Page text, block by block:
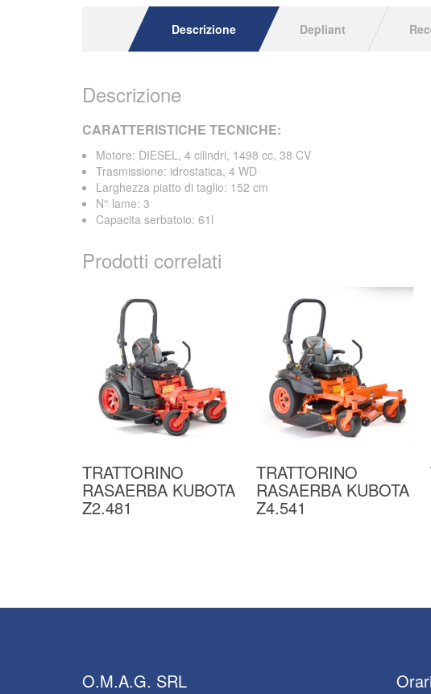
Descrizione Depliant
Descrizione
CARATTERISTICHE TECNICHE:
Motore: DIESEL, 4 cilindri, 1498 cc, 38 CV
Trasmissione: idrostatica, 4 WD
Larghezza piatto di taglio: 152 cm
N° lame: 3
Capacita serbatoio: 61l
Prodotti correlati
TRATTORINO
RASAERBA KUBOTA
Z2.481
TRATTORINO
RASAERBA KUBOTA
Z4.541
O.M.A.G. SRL